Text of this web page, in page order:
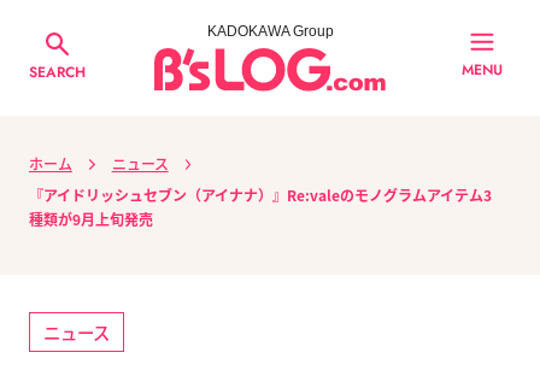
SEARCH
KADOKAWA Group
MENU
ホーム
ニュース
『アイドリッシュセブン（アイナナ）』Re:valeのモノグラムアイテム3
種類が9月上旬発売
ニュース